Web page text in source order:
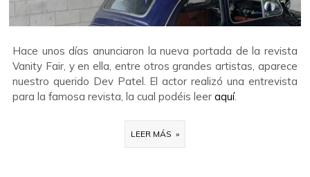
Hace unos días anunciaron la nueva portada de la revista
Vanity Fair, y en ella, entre otros grandes artistas, aparece
nuestro querido Dev Patel. El actor realizó una entrevista
para la famosa revista, la cual podéis leeraquí.
LEER MÁS »